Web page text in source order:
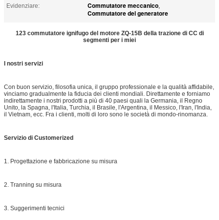
Evidenziare:
Commutatore meccanico,
Commutatore del generatore
123 commutatore ignifugo del motore ZQ-15B della trazione di CC di
segmenti per i miei
I nostri servizi
Con buon servizio, filosofia unica, il gruppo professionale e la qualità affidabile,
vinciamo gradualmente la fiducia dei clienti mondiali. Direttamente e forniamo
indirettamente i nostri prodotti a più di 40 paesi quali la Germania, il Regno
Unito, la Spagna, l'Italia, Turchia, il Brasile, l'Argentina, il Messico, l'Iran, l'India,
il Vietnam, ecc. Fra i clienti, molti di loro sono le società di mondo-rinomanza.
Servizio di Customerized
1. Progettazione e fabbricazione su misura
2. Tranning su misura
3. Suggerimenti tecnici